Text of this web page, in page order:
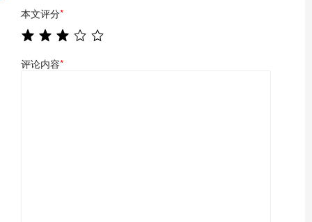
本文评分*
评论内容*